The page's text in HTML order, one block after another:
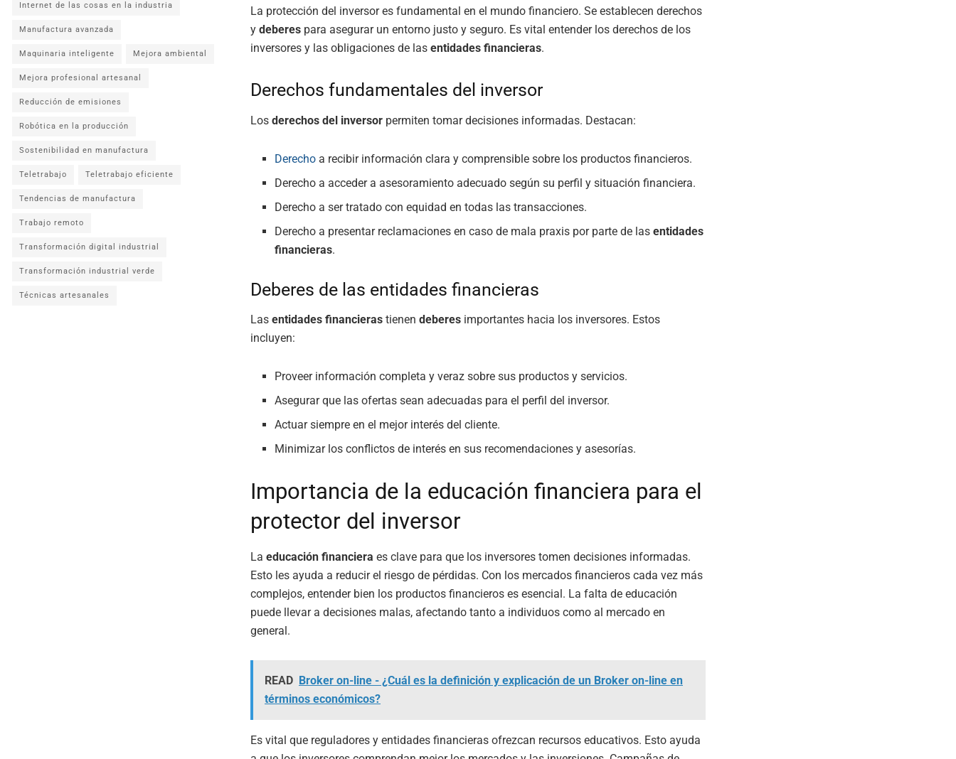
La protección del inversor es fundamental en el mundo financiero. Se establecen derechos
y deberes para asegurar un entorno justo y seguro. Es vital entender los derechos de los
inversores y las obligaciones de las entidades financieras.
Derechos fundamentales del inversor
Los derechos del inversor permiten tomar decisiones informadas. Destacan:
Derecho a recibir información clara y comprensible sobre los productos financieros.
Derecho a acceder a asesoramiento adecuado según su perfil y situación financiera.
Derecho a ser tratado con equidad en todas las transacciones.
Derecho a presentar reclamaciones en caso de mala praxis por parte de lasentidades
financieras.
Deberes de las entidades financieras
Las entidades financieras tienen deberes importantes hacia los inversores. Estos
incluyen:
Proveer información completa y veraz sobre sus productos y servicios.
Asegurar que las ofertas sean adecuadas para el perfil del inversor.
Actuar siempre en el mejor interés del cliente.
Minimizar los conflictos de interés en sus recomendaciones y asesorías.
Importancia de la educación financiera para el
protector del inversor
La educación financiera es clave para que los inversores tomen decisiones informadas.
Esto les ayuda a reducir el riesgo de pérdidas. Con los mercados financieros cada vez más
complejos, entender bien los productos financieros es esencial. La falta de educación
puede llevar a decisiones malas, afectando tanto a individuos como al mercado en
general.
READ Broker on-line - ¿Cuál es la definición y explicación de un Broker on-line en
términos económicos?
Es vital que reguladores y entidades financieras ofrezcan recursos educativos. Esto ayuda
Internet de las cosas en la industria
Manufactura avanzada
Maquinaria inteligente Mejora ambiental
Mejora profesional artesanal
Reducción de emisiones
Robótica en la producción
Sostenibilidad en manufactura
Teletrabajo Teletrabajo eficiente
Tendencias de manufactura
Trabajo remoto
Transformación digital industrial
Transformación industrial verde
Técnicas artesanales